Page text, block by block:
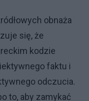
obnaża
się, że
kodzie
faktu i
odczucia.
to, aby zamykać